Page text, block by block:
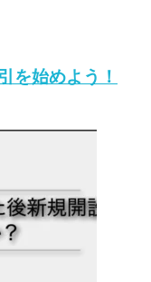
を始めよう！